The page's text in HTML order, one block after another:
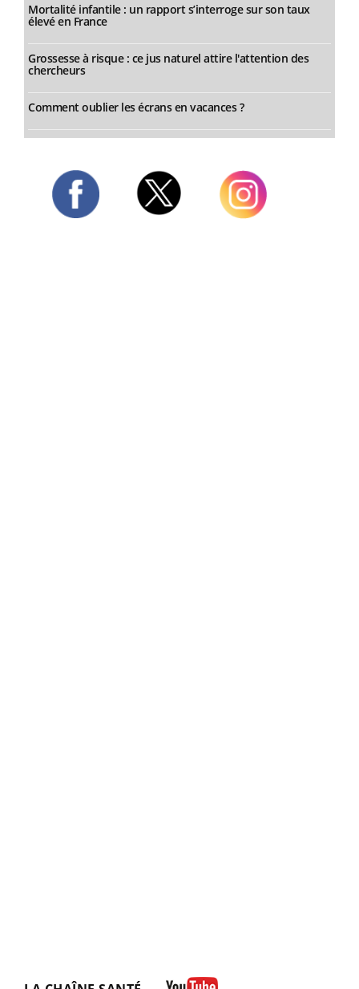
Mortalité infantile : un rapport s’interroge sur son taux
élevé en France
Grossesse à risque : ce jus naturel attire l'attention des
chercheurs
Comment oublier les écrans en vacances ?